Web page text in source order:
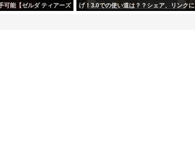
可能【ゼルダ ティアーズ
げ！3.0での使い道は？？シェア、リンクに